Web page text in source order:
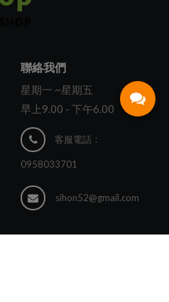
聯絡我們
星期一 ~星期五
早上9.00 - 下午6.00
客服電話：
0958033701
sihon52@gmail.com